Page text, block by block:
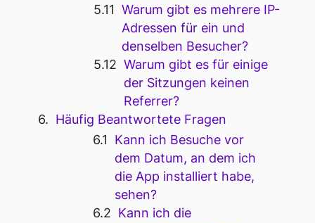
Warum gibt es mehrere IP-
Adressen für ein und
denselben Besucher?
Warum gibt es für einige
der Sitzungen keinen
Referrer?
Häufig Beantwortete Fragen
Kann ich Besuche vor
dem Datum, an dem ich
die App installiert habe,
sehen?
Kann ich die